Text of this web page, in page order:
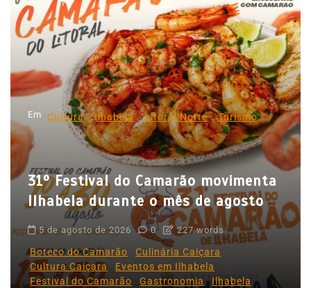
ç
ã
d
e
p
o
t
Em Cultura Ilhabela Litoral Norte Turismo
31º Festival do Camarão movimenta
Ilhabela durante o mês de agosto
5 de agosto de 2026 0 227 words
Boteco do Camarão
Culinária Caiçara
Cultura Caiçara
Eventos em Ilhabela
Festival do Camarão
Gastronomia
Ilhabela